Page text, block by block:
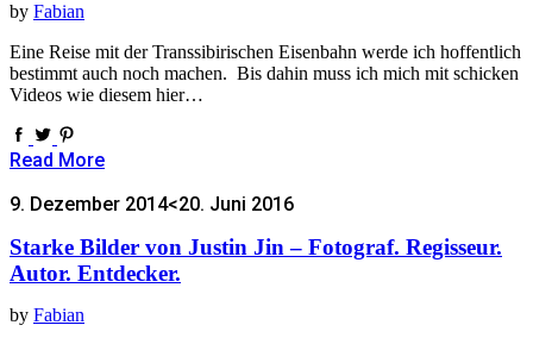
by Fabian
Eine Reise mit der Transsibirischen Eisenbahn werde ich hoffentlich
bestimmt auch noch machen. Bis dahin muss ich mich mit schicken
Videos wie diesem hier…
Read More
9. Dezember 2014<20. Juni 2016
Starke Bilder von Justin Jin – Fotograf. Regisseur.
Autor. Entdecker.
by Fabian